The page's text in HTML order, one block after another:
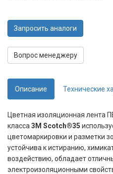
Запросить аналоги
Вопрос менеджеру
Описание Технические
Цветная изоляционная лента
класса 3M Scotch®35
цветомаркировки и разметки
устойчива к истиранию,
воздействию, обладает
электроизоляционными